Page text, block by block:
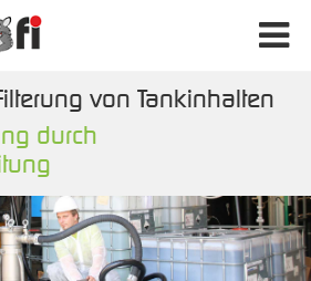
von Tankinhalten
durch